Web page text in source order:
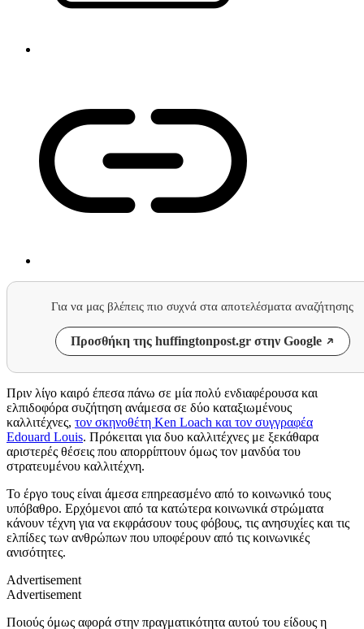
Για να μας βλέπεις πιο συχνά στα αποτελέσματα αναζήτησης
Προσθήκη της huffingtonpost.gr στην Google
Πριν λίγο καιρό έπεσα πάνω σε μία πολύ ενδιαφέρουσα και
ελπιδοφόρα συζήτηση ανάμεσα σε δύο καταξιωμένους
καλλιτέχνες, τον σκηνοθέτη Ken Loach και τον συγγραφέα
Edouard Louis. Πρόκειται για δυο καλλιτέχνες με ξεκάθαρα
αριστερές θέσεις που απορρίπτουν όμως τον μανδύα του
στρατευμένου καλλιτέχνη.
Το έργο τους είναι άμεσα επηρεασμένο από το κοινωνικό τους
υπόβαθρο. Ερχόμενοι από τα κατώτερα κοινωνικά στρώματα
κάνουν τέχνη για να εκφράσουν τους φόβους, τις ανησυχίες και τις
ελπίδες των ανθρώπων που υποφέρουν από τις κοινωνικές
ανισότητες.
Advertisement
Advertisement
Ποιούς όμως αφορά στην πραγματικότητα αυτού του είδους η